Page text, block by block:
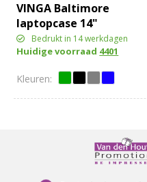
VINGA Baltimore
laptopcase 14"
Bedrukt in 14 werkdagen
Huidige voorraad 4401